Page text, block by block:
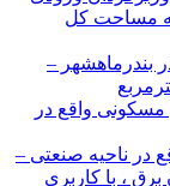
مساحت کل
به پلاک ثبتی ۲۰۷۵۷ واقع در بندرماهشهر –
تجاری مسکونی واقع در
دو طبقه به پلاک ثبتی ۱۵۶۸۷/۱ واقع در ناحیه صنعتی –
، با کاربری